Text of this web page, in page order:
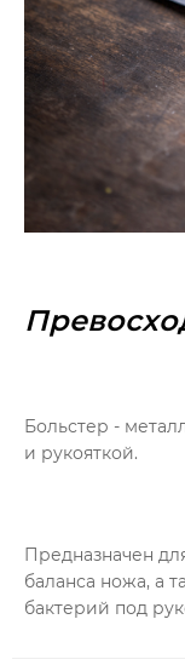
Больстер -
и рукояткой.
Предназначен
баланса ножа, а
бактерий под